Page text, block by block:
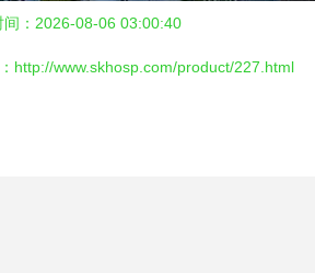
间：2026-08-06 03:00:40
http://www.skhosp.com/product/227.html